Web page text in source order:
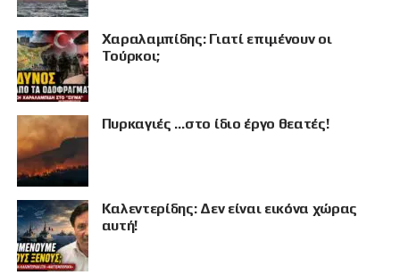
Χαραλαμπίδης: Γιατί επιμένουν οι
Τούρκοι;
Πυρκαγιές …στο ίδιο έργο θεατές!
Καλεντερίδης: Δεν είναι εικόνα χώρας
αυτή!